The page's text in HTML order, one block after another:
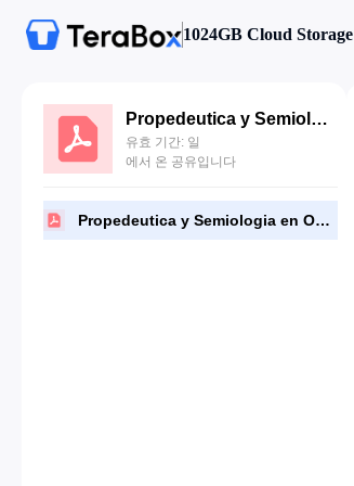
1024GB Cloud Storage
Propedeutica y Semiologia en Odontologia.pdf
유효 기간: 일
에서 온 공유입니다
Propedeutica y Semiologia en Odontologia.pdf